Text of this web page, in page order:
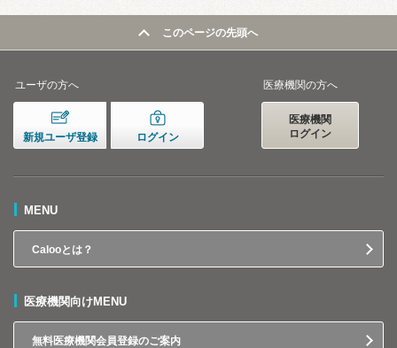
このページの先頭へ
ユーザの方へ
新規ユーザ登録 ログイン
医療機関の方へ
医療機関
ログイン
MENU
Calooとは？
医療機関向けMENU
無料医療機関会員登録のご案内